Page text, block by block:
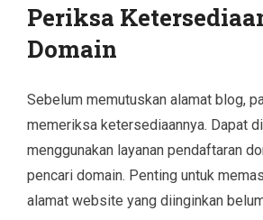
Periksa
Domain
Sebelum memutuskan alamat blog,
memeriksa ketersediaannya. Dapat
menggunakan layanan pendaftaran
pencari domain. Penting untuk
alamat website yang diinginkan